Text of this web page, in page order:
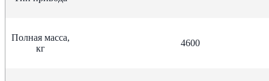
Полная масса,
кг
4600